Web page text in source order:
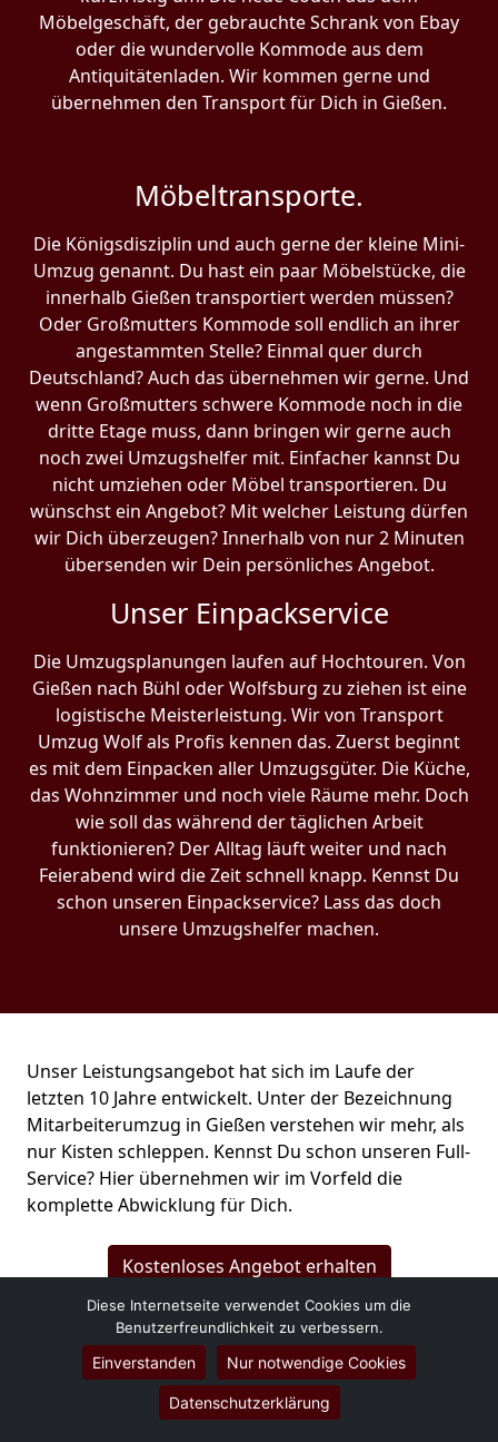
Möbelgeschäft, der gebrauchte Schrank von Ebay
oder die wundervolle Kommode aus dem
Antiquitätenladen. Wir kommen gerne und
übernehmen den Transport für Dich in Gießen.
Möbeltransporte.
Die Königsdisziplin und auch gerne der kleine Mini-
Umzug genannt. Du hast ein paar Möbelstücke, die
innerhalb Gießen transportiert werden müssen?
Oder Großmutters Kommode soll endlich an ihrer
angestammten Stelle? Einmal quer durch
Deutschland? Auch das übernehmen wir gerne. Und
wenn Großmutters schwere Kommode noch in die
dritte Etage muss, dann bringen wir gerne auch
noch zwei Umzugshelfer mit. Einfacher kannst Du
nicht umziehen oder Möbel transportieren. Du
wünschst ein Angebot? Mit welcher Leistung dürfen
wir Dich überzeugen? Innerhalb von nur 2 Minuten
übersenden wir Dein persönliches Angebot.
Unser Einpackservice
Die Umzugsplanungen laufen auf Hochtouren. Von
Gießen nach Bühl oder Wolfsburg zu ziehen ist eine
logistische Meisterleistung. Wir von Transport
Umzug Wolf als Profis kennen das. Zuerst beginnt
es mit dem Einpacken aller Umzugsgüter. Die Küche,
das Wohnzimmer und noch viele Räume mehr. Doch
wie soll das während der täglichen Arbeit
funktionieren? Der Alltag läuft weiter und nach
Feierabend wird die Zeit schnell knapp. Kennst Du
schon unseren Einpackservice? Lass das doch
unsere Umzugshelfer machen.
Unser Leistungsangebot hat sich im Laufe der
letzten 10 Jahre entwickelt. Unter der Bezeichnung
Mitarbeiterumzug in Gießen verstehen wir mehr, als
nur Kisten schleppen. Kennst Du schon unseren Full-
Service? Hier übernehmen wir im Vorfeld die
komplette Abwicklung für Dich.
Kostenloses Angebot erhalten
Diese Internetseite verwendet Cookies um die
Benutzerfreundlichkeit zu verbessern.
Einverstanden Nur notwendige Cookies
Datenschutzerklärung